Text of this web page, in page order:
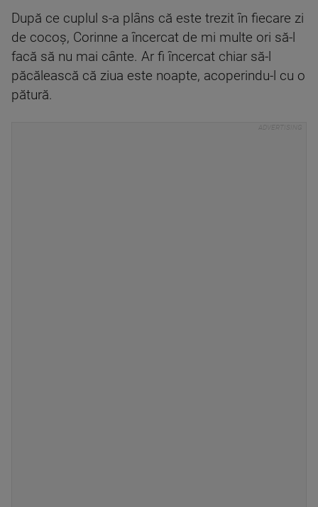
După ce cuplul s-a plâns că este trezit în fiecare zi
de cocoș, Corinne a încercat de mi multe ori să-l
facă să nu mai cânte. Ar fi încercat chiar să-l
păcălească că ziua este noapte, acoperindu-l cu o
pătură.